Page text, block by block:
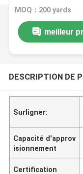
MOQ：200 yards
meilleur
DESCRIPTION DE
Surligner:
Capacité d'approv
isionnement
Certification